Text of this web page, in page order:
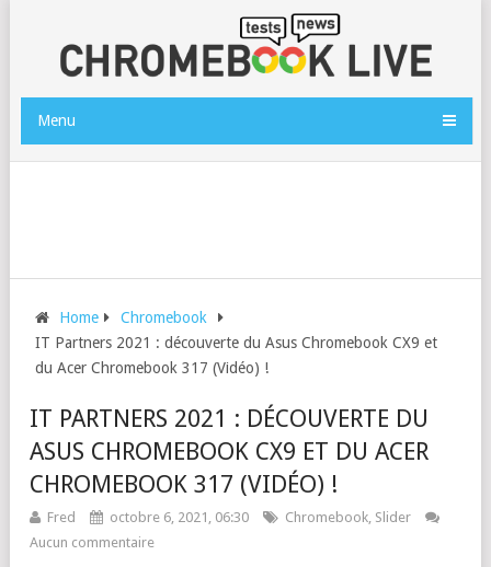
Menu
Home
Chromebook
IT Partners 2021 : découverte du Asus Chromebook CX9 et
du Acer Chromebook 317 (Vidéo) !
IT PARTNERS 2021 : DÉCOUVERTE DU
ASUS CHROMEBOOK CX9 ET DU ACER
CHROMEBOOK 317 (VIDÉO) !
Fred octobre 6, 2021, 06:30 Chromebook, Slider
Aucun commentaire